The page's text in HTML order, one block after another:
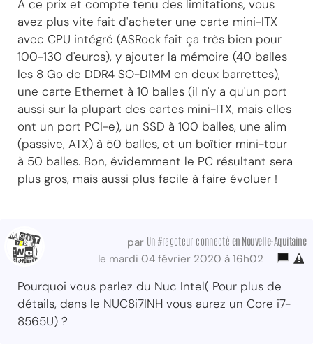
A ce prix et compte tenu des limitations, vous
avez plus vite fait d'acheter une carte mini-ITX
avec CPU intégré (ASRock fait ça très bien pour
100-130 d'euros), y ajouter la mémoire (40 balles
les 8 Go de DDR4 SO-DIMM en deux barrettes),
une carte Ethernet à 10 balles (il n'y a qu'un port
aussi sur la plupart des cartes mini-ITX, mais elles
ont un port PCI-e), un SSD à 100 balles, une alim
(passive, ATX) à 50 balles, et un boîtier mini-tour
à 50 balles. Bon, évidemment le PC résultant sera
plus gros, mais aussi plus facile à faire évoluer !
par Un #ragoteur connecté en Nouvelle-Aquitaine
le mardi 04 février 2020 à 16h02
Pourquoi vous parlez du Nuc Intel( Pour plus de
détails, dans le NUC8i7INH vous aurez un Core i7-
8565U) ?